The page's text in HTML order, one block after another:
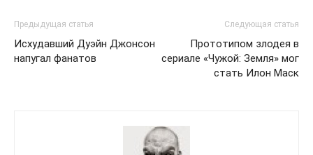
Предыдущая статья
Исхудавший Дуэйн Джонсон
напугал фанатов
Следующая статья
Прототипом злодея в
сериале «Чужой: Земля» мог
стать Илон Маск